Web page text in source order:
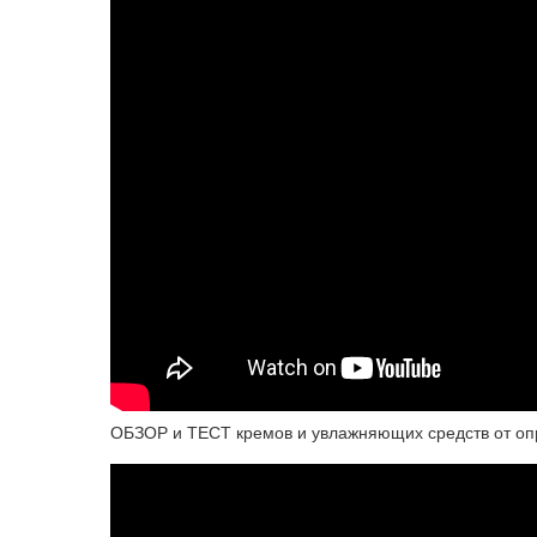
ОБЗОР и ТЕСТ кремов и увлажняющих средств от